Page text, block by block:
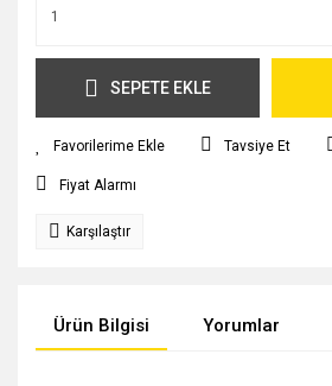
SEPETE EKLE
Tavsiye Et
Fiyat Alarmı
Karşılaştır
Ürün Bilgisi Yorumlar